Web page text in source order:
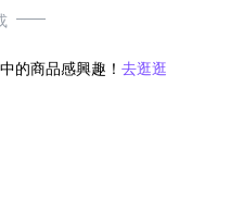
的商品感興趣！ 去逛逛